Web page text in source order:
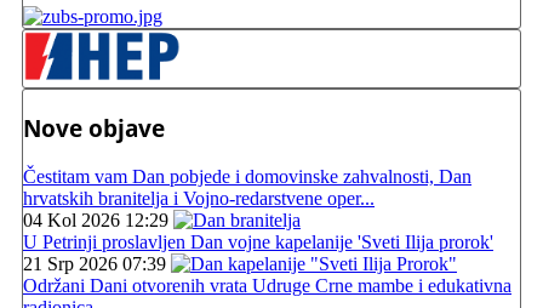
Nove objave
Čestitam vam Dan pobjede i domovinske zahvalnosti, Dan
hrvatskih branitelja i Vojno-redarstvene oper...
04 Kol 2026 12:29
U Petrinji proslavljen Dan vojne kapelanije 'Sveti Ilija prorok'
21 Srp 2026 07:39
Održani Dani otvorenih vrata Udruge Crne mambe i edukativna